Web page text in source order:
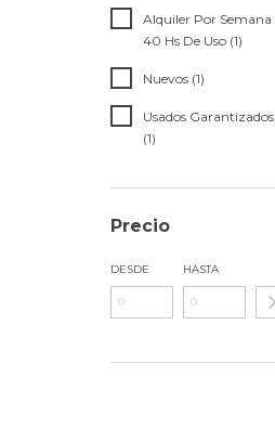
Alquiler Por Semana
40 Hs De Uso (1)
Nuevos (1)
Usados Garantizados
(1)
Precio
DESDE HASTA